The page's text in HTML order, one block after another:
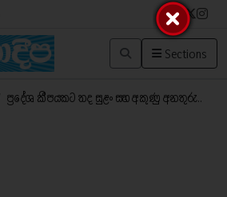
Sections
ප්‍රදේශ කීපයකට තද සුළං සහ අකුණු අනතුරු..